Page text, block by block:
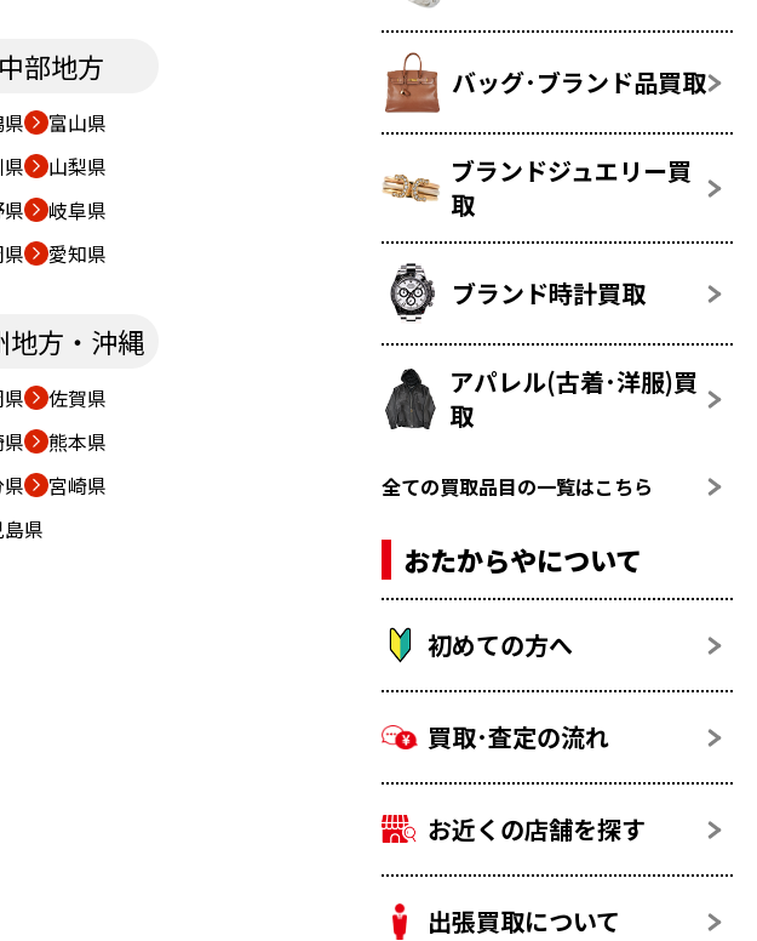
中部地方
県
富山県
県
山梨県
県
岐阜県
県
愛知県
地方・沖縄
県
佐賀県
県
熊本県
県
宮崎県
県
バッグ･ブランド品買取
ブランドジュエリー買
取
ブランド時計買取
アパレル(古着･洋服)買
取
全ての買取品目の一覧はこちら
おたからやについて
初めての方へ
買取･査定の流れ
お近くの店舗を探す
出張買取について